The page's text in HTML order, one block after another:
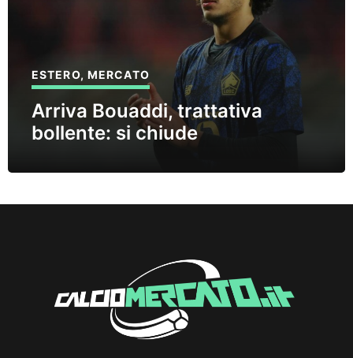
ESTERO, MERCATO
Arriva Bouaddi, trattativa
bollente: si chiude